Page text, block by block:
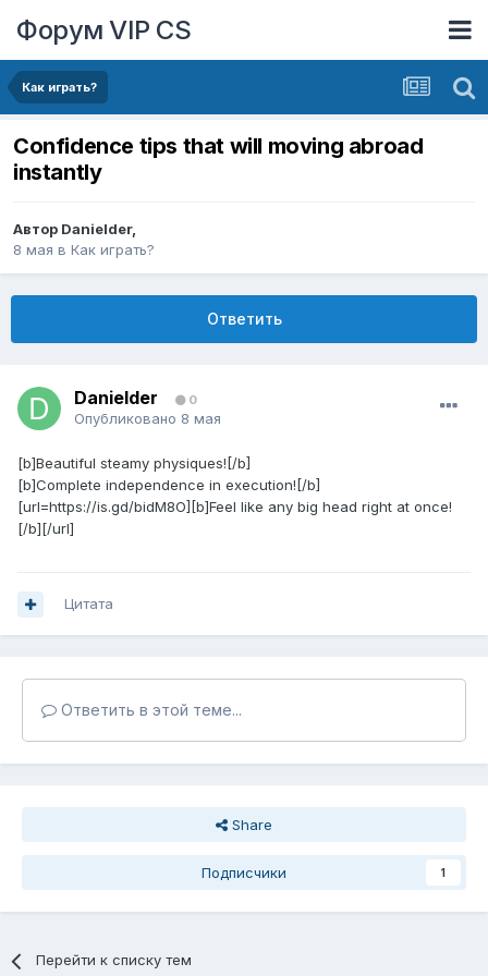
Форум VIP CS
Как играть?
Confidence tips that will moving abroad
instantly
Автор Danielder,
8 мая в Как играть?
Ответить
Danielder 0
Опубликовано 8 мая
[b]Beautiful steamy physiques![/b]
[b]Complete independence in execution![/b]
[url=https://is.gd/bidM8O][b]Feel like any big head right at once!
[/b][/url]
Цитата
Ответить в этой теме...
Share
Подписчики 1
Перейти к списку тем